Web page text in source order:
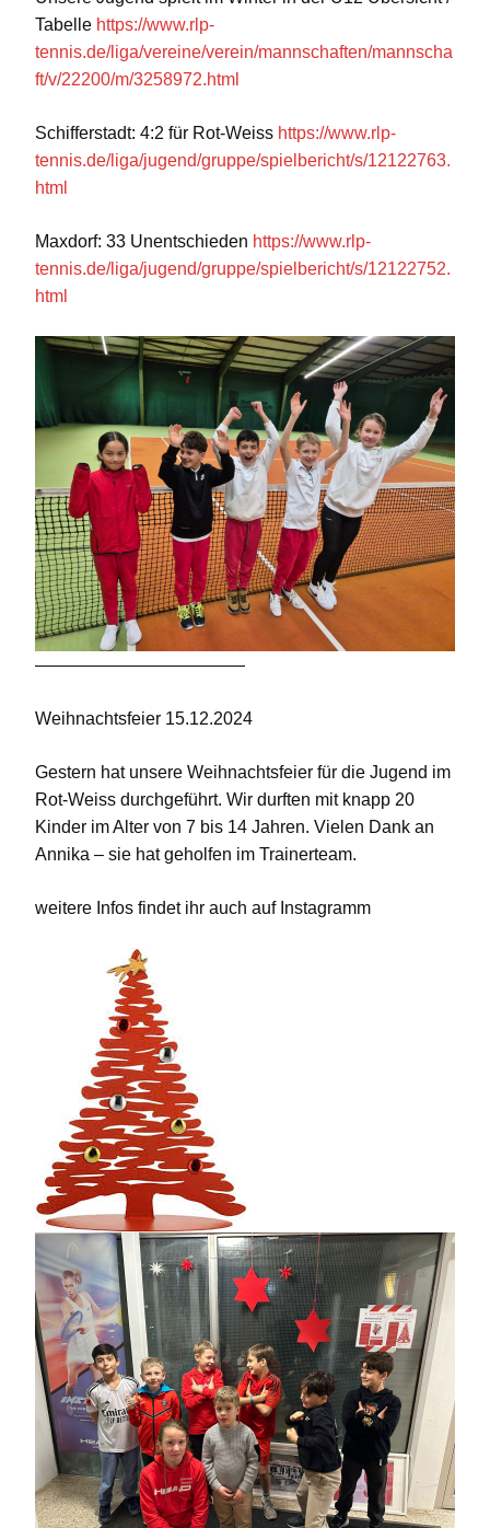
Tabelle https://www.rlp-
tennis.de/liga/vereine/verein/mannschaften/mannscha
ft/v/22200/m/3258972.html
Schifferstadt: 4:2 für Rot-Weiss https://www.rlp-
tennis.de/liga/jugend/gruppe/spielbericht/s/12122763.
html
Maxdorf: 33 Unentschieden https://www.rlp-
tennis.de/liga/jugend/gruppe/spielbericht/s/12122752.
html
————————————
Weihnachtsfeier 15.12.2024
Gestern hat unsere Weihnachtsfeier für die Jugend im
Rot-Weiss durchgeführt. Wir durften mit knapp 20
Kinder im Alter von 7 bis 14 Jahren. Vielen Dank an
Annika – sie hat geholfen im Trainerteam.
weitere Infos findet ihr auch auf Instagramm